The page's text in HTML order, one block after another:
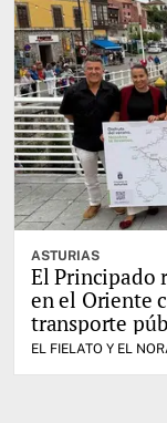
ASTURIAS
El Principado
en el Oriente
transporte
EL FIELATO Y EL